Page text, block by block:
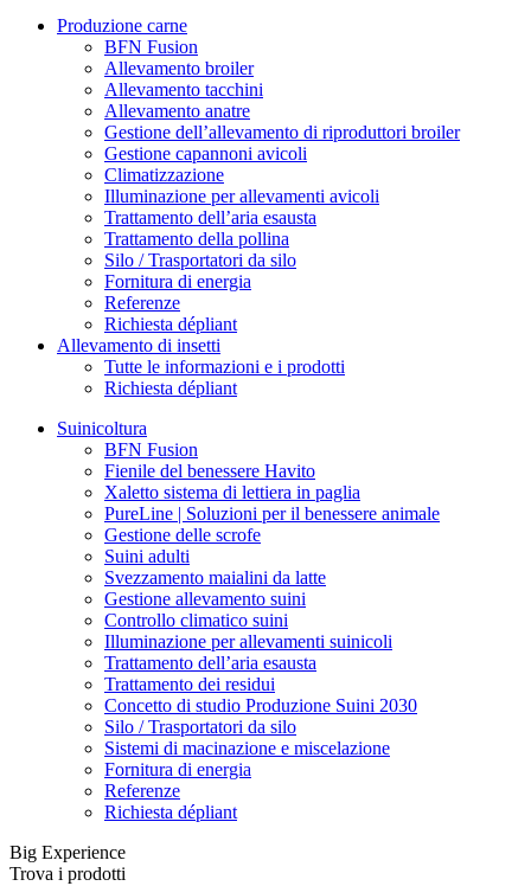
Produzione carne
BFN Fusion
Allevamento broiler
Allevamento tacchini
Allevamento anatre
Gestione dell’allevamento di riproduttori broiler
Gestione capannoni avicoli
Climatizzazione
Illuminazione per allevamenti avicoli
Trattamento dell’aria esausta
Trattamento della pollina
Silo / Trasportatori da silo
Fornitura di energia
Referenze
Richiesta dépliant
Allevamento di insetti
Tutte le informazioni e i prodotti
Richiesta dépliant
Suinicoltura
BFN Fusion
Fienile del benessere Havito
Xaletto sistema di lettiera in paglia
PureLine | Soluzioni per il benessere animale
Gestione delle scrofe
Suini adulti
Svezzamento maialini da latte
Gestione allevamento suini
Controllo climatico suini
Illuminazione per allevamenti suinicoli
Trattamento dell’aria esausta
Trattamento dei residui
Concetto di studio Produzione Suini 2030
Silo / Trasportatori da silo
Sistemi di macinazione e miscelazione
Fornitura di energia
Referenze
Richiesta dépliant
Big Experience
Trova i prodotti